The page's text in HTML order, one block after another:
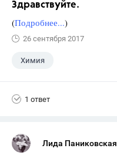
Здравствуйте.
(Подробнее...)
26 сентября 2017
Химия
1 ответ
Лида Паниковская